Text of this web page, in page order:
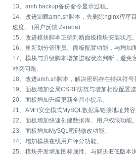
13、amh backup备份命令显示过程。
14、改进卸载amh.sh脚本，先删除nginx程序
速度。 (用户反馈:Zeraba)
15、改进模块脚本正确判断面板模块安装状态。
16、重新划分管理员、面板配置功能，与增加
17、模块与升级脚本增加进程状态判断，避免
冲突问题。
18、改进amh.sh脚本，解决密码存在特殊符号
19、面板增加全局CSRF防范与增加相应配置选
20、面板增加升级更新全局小提示。
21、AMH安全模式MySQL数据库链接地址兼
22、面板增加快速创建数据库、用户权限功能。
23、面板增加MySQL密码修改功能。
24、增加模块在线用户评分功能。
25、模块开发增加图标属性、与解决IE低版本